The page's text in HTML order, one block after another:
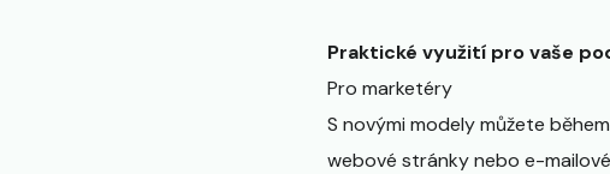
Praktické využití pro vaše
Pro marketéry
S novými modely můžete
webové stránky nebo e-